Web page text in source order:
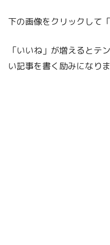
下の画像をクリックして
「いいね」が増えるとテ
い記事を書く励みになり